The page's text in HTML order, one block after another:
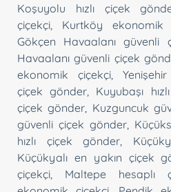
Koşuyolu hızlı çiçek
çiçekçi
Kurtköy ekonomik
Gökçen Havaalanı güvenli
Havaalanı güvenli çiçek
ekonomik çiçekçi,
çiçek gönder
Kuyubaşı
çiçek gönder Kuzguncuk
güvenli çiçek gönder
hızlı çiçek gönder
Küçükyalı en yakın çiçek
çiçekçi
Maltepe hesaplı